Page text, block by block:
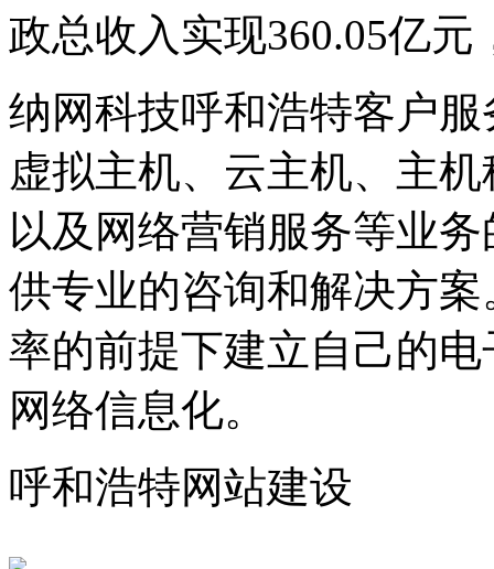
政总收入实现360.05亿元
纳网科技呼和浩特客户
虚拟主机、云主机、主
以及网络营销服务等业
供专业的咨询和解决方
率的前提下建立自己的
网络信息化。
呼和浩特网站建设